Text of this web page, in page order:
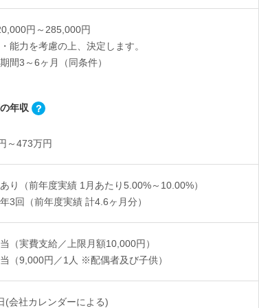
円～285,000円
能力を考慮の上、決定します。
間3～6ヶ月（同条件）
年収
～473万円
り（前年度実績 1月あたり5.00%～10.00%）
3回（前年度実績 計4.6ヶ月分）
（実費支給／上限月額10,000円）
（9,000円／1人 ※配偶者及び子供）
(会社カレンダーによる)